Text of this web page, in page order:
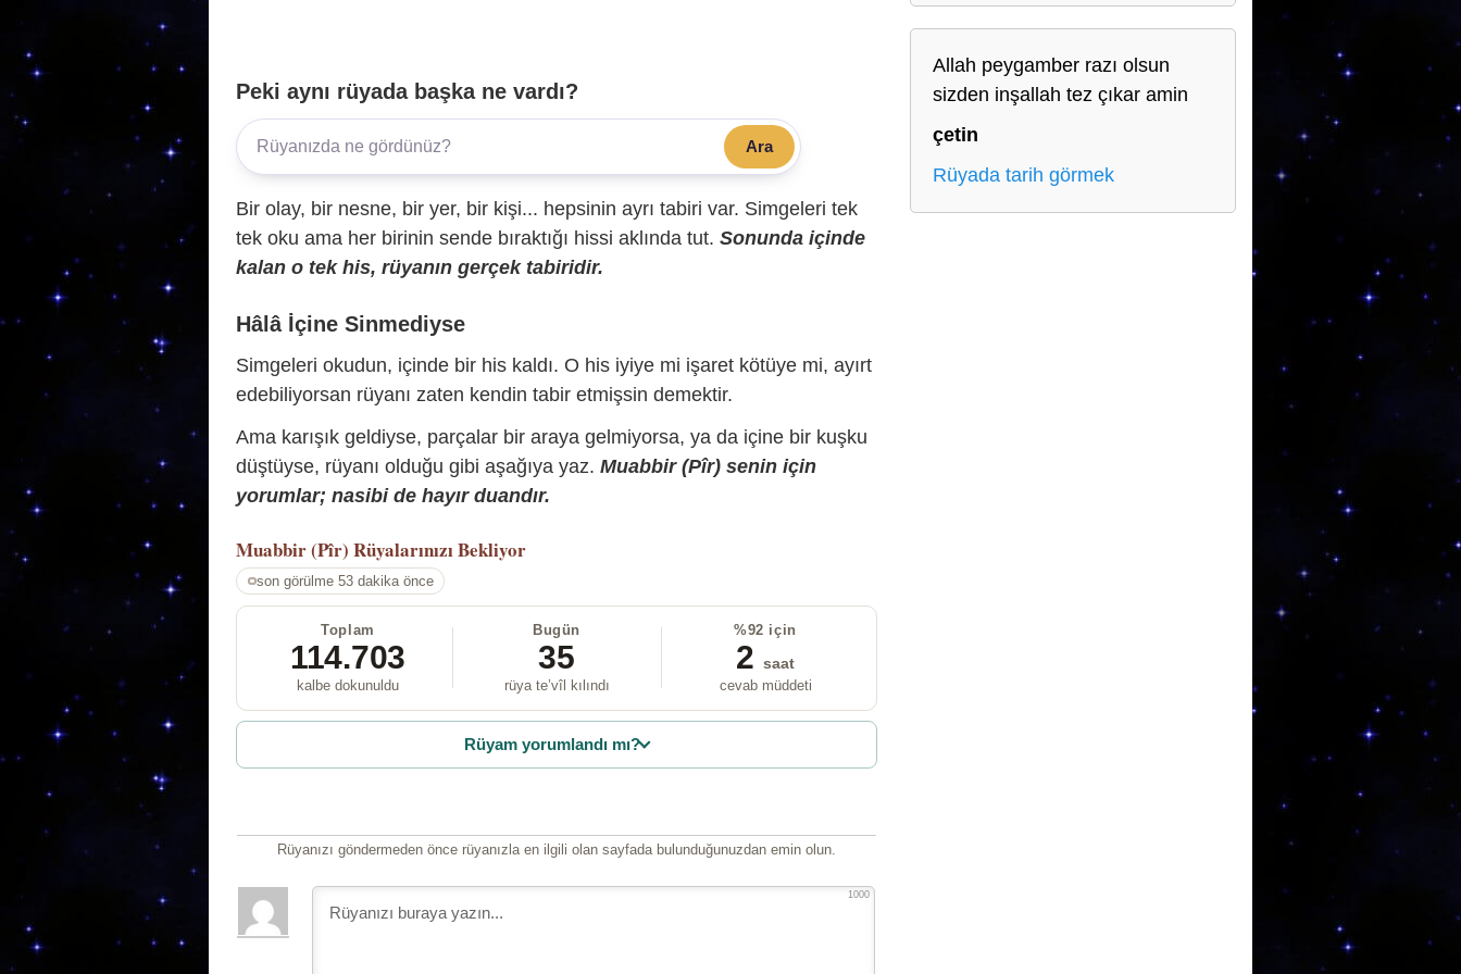
Peki aynı rüyada başka ne vardı?
Ara
Bir olay, bir nesne, bir yer, bir kişi... hepsinin ayrı tabiri var. Simgeleri tek
tek oku ama her birinin sende bıraktığı hissi aklında tut. Sonunda içinde
kalan o tek his, rüyanın gerçek tabiridir.
Hâlâ İçine Sinmediyse
Simgeleri okudun, içinde bir his kaldı. O his iyiye mi işaret kötüye mi, ayırt
edebiliyorsan rüyanı zaten kendin tabir etmişsin demektir.
Ama karışık geldiyse, parçalar bir araya gelmiyorsa, ya da içine bir kuşku
düştüyse, rüyanı olduğu gibi aşağıya yaz. Muabbir (Pîr) senin için
yorumlar; nasibi de hayır duandır.
Muabbir (Pîr) Rüyalarınızı Bekliyor
son görülme 53 dakika önce
Toplam
114.703
kalbe dokunuldu
Bugün
35
rüya te’vîl kılındı
%92 için
2 saat
cevab müddeti
Rüyam yorumlandı mı?
Rüyanızı göndermeden önce rüyanızla en ilgili olan sayfada bulunduğunuzdan emin olun.
1000
Allah peygamber razı olsun
sizden inşallah tez çıkar amin
çetin
Rüyada tarih görmek